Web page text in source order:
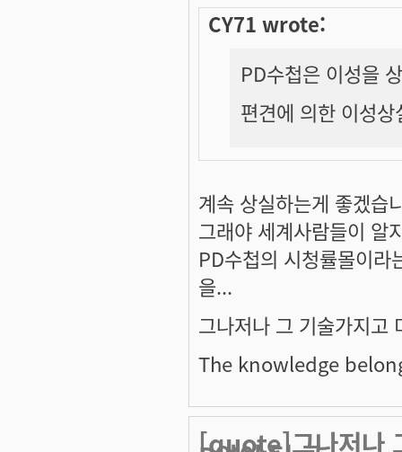
CY71 wrote:
PD수첩은 이성을
편견에 의한 이성
계속 상실하는게 좋겠습
그래야 세계사람들이 알
PD수첩의 시청률몰이
을...
그나저나 그 기술가지고
The knowledge
[quote]그나저나